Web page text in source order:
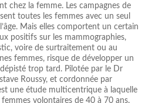
chez la femme. Les campagnes de
toutes les femmes avec un seul
Mais elles comportent un certain
positifs sur les mammographies,
voire de surtraitement ou au
femmes, risque de développer un
trop tard. Pilotée par le Dr
Roussy, et cordonnée par
une étude multicentrique à laquelle
volontaires de 40 à 70 ans.